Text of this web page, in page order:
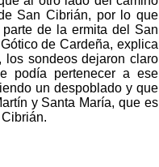
San Cibrián, por lo que
de la ermita del San
de Cardeña, explica
los sondeos dejaron claro
podía pertenecer a ese
un despoblado y que
y Santa María, que es